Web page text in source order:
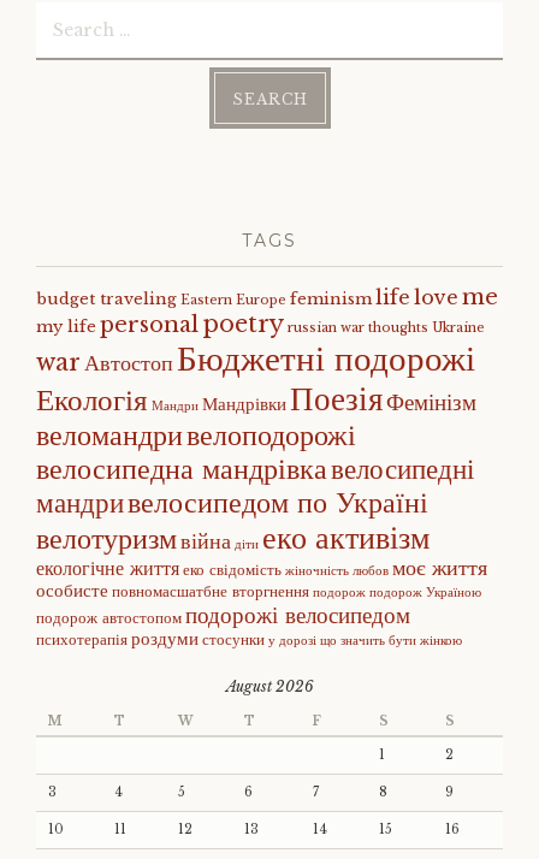
TAGS
budget traveling Eastern Europe feminismlife love me
my life personalpoetry russian war thoughts Ukraine
warАвтостопБюджетні подорожі
Екологія Мандри МандрівкиПоезіяФемінізм
веломандривелоподорожі
велосипедна мандрівкавелосипедні
мандривелосипедом по Україні
велотуризмвійна діти еко активізм
екологічне життяеко свідомість жіночність любов моє життя
особисте повномасшатбне вторгнення подорож подорож Україною
подорож автостопомподорожі велосипедом
психотерапіяроздумистосунки у дорозі що значить бути жінкою
August 2026
M T W T F S S
1 2
3 4 5 6 7 8 9
10 11 12 13 14 15 16